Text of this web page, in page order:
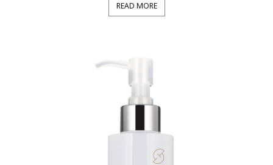
READ MORE